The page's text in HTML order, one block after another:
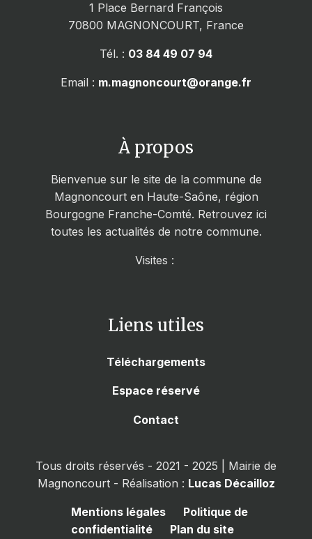
1 Place Bernard François
70800 MAGNONCOURT, France
Tél. : 03 84 49 07 94
Email : m.magnoncourt@orange.fr
À propos
Bienvenue sur le site de la commune de
Magnoncourt en Haute-Saône, région
Bourgogne Franche-Comté. Retrouvez ici
toutes les actualités de notre commune.
Visites :
Liens utiles
Téléchargements
Espace réservé
Contact
Tous droits réservés - 2021 - 2025 | Mairie de
Magnoncourt - Réalisation : Lucas Décailloz
Mentions légales
Politique de
confidentialité
Plan du site